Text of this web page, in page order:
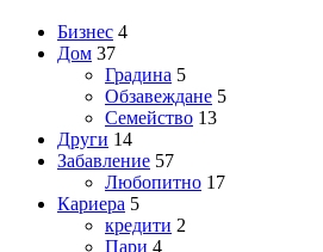
Бизнес 4
Дом 37
Градина 5
Обзавеждане 5
Семейство 13
Други 14
Забавление 57
Любопитно 17
Кариера 5
кредити 2
Пари 4